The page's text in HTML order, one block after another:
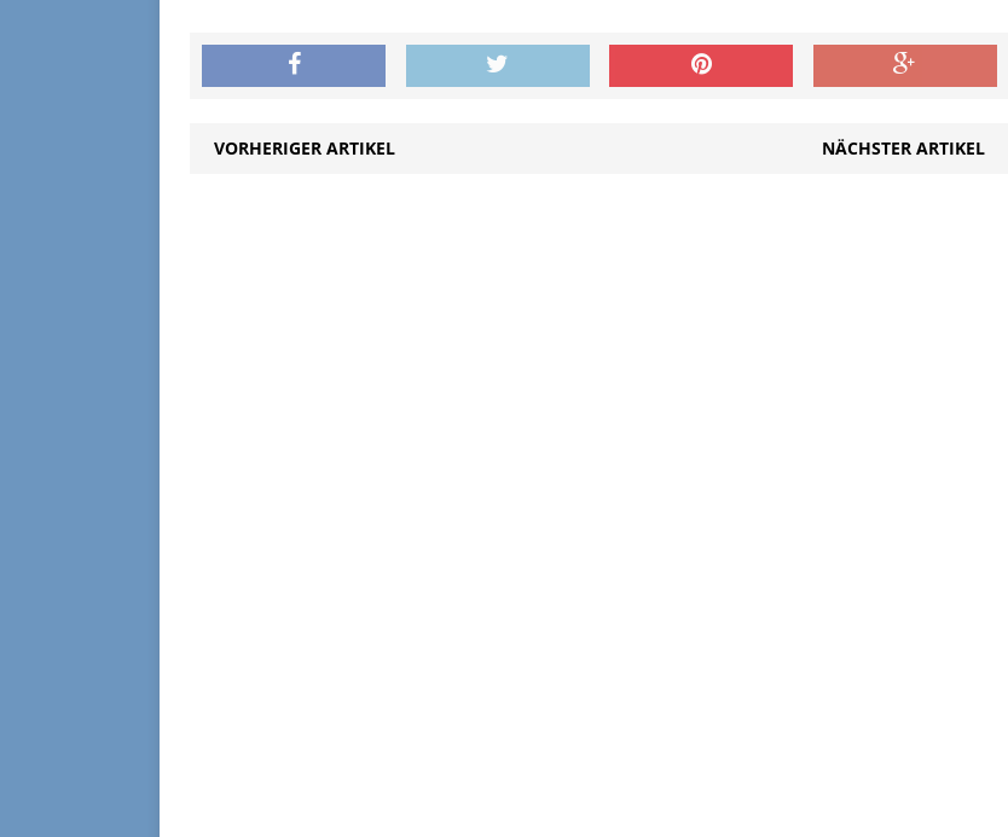
mindestens ein Dutzend
Anrufe von Betrügern. Diese
vom Haltepunkt verfolgt, an
dem die…
Gesamtschaden von rund
34.000 Euro aus.
am 23. Mai 2016 in einen
VORHERIGER ARTIKEL NÄCHSTER ARTIKEL